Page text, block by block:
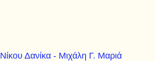
Νίκου Δανίκα - Μιχάλη Γ. Μαριά